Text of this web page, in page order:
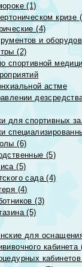
(1)
кризе
(4)
и
(2)
спортивной
астме
для спортивных
(6)
(5)
(5)
сада (4)
(4)
(3)
(5)
для
кабинета